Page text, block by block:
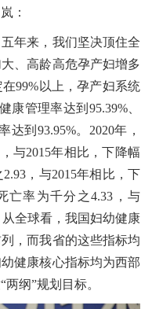
：
年来，我们坚决顶住全
、高龄高危孕产妇增多
99%以上，孕产妇系统
康管理率达到95.39%、
到93.95%。2020年，
与2015年相比，下降幅
，与2015年相比，下
亡率为千分之4.33，与
全球看，我国妇幼健康
，而我省的这些指标均
健康核心指标均为西部
纲”规划目标。